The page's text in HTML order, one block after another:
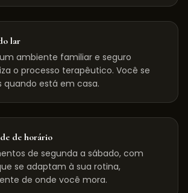
lar
ambiente familiar e seguro
o processo terapêutico. Você se
quando está em casa.
de horário
de segunda a sábado, com
se adaptam à sua rotina,
de onde você mora.